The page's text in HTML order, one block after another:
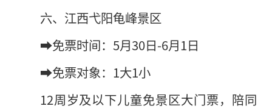
六、江西弋阳龟峰景区
➡️免票时间：5月30日-6月1日
➡️免票对象：1大1小
12周岁及以下儿童免景区大门票，陪同